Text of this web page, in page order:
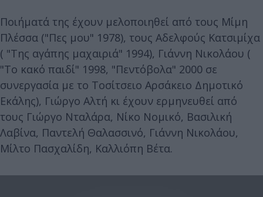
Ποιήματά της έχουν μελοποιηθεί από τους Μίμη
Πλέσσα ("Πες μου" 1978), τους Αδελφούς Κατσιμίχα
( "Της αγάπης μαχαιριά" 1994), Γιάννη Νικολάου (
"Το κακό παιδί" 1998, "Πεντόβολα" 2000 σε
συνεργασία με το Τοσίτσειο Αρσάκειο Δημοτικό
Εκάλης), Γιώργο Αλτή κι έχουν ερμηνευθεί από
τους Γιώργο Νταλάρα, Νίκο Νομικό, Βασιλική
Λαβίνα, Παντελή Θαλασσινό, Γιάννη Νικολάου,
Μίλτο Πασχαλίδη, Καλλιόπη Βέτα.